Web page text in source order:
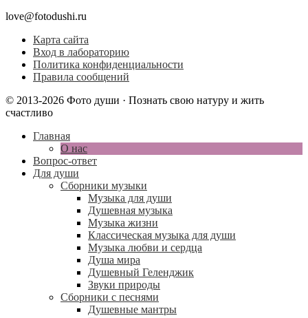
love@fotodushi.ru
Карта сайта
Вход в лабораторию
Политика конфиденциальности
Правила сообщений
© 2013-2026 Фото души · Познать свою натуру и жить
счастливо
Главная
О нас
Вопрос-ответ
Для души
Сборники музыки
Музыка для души
Душевная музыка
Музыка жизни
Классическая музыка для души
Музыка любви и сердца
Душа мира
Душевный Геленджик
Звуки природы
Сборники с песнями
Душевные мантры